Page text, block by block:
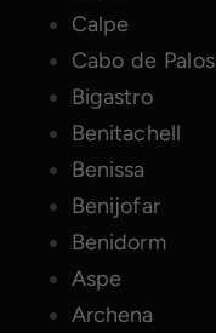
Calpe
Cabo de Palos
Bigastro
Benitachell
Benissa
Benijofar
Benidorm
Aspe
Archena